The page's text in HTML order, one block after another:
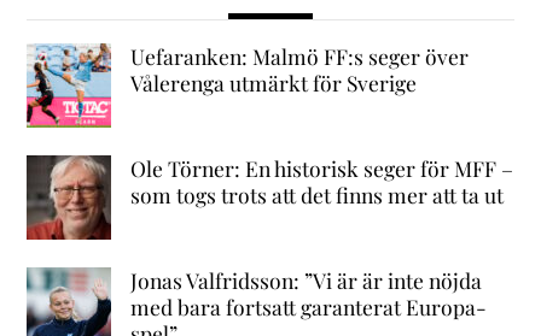
Uefaranken: Malmö FF:s seger över
Vålerenga utmärkt för Sverige
Ole Törner: En historisk seger för MFF –
som togs trots att det finns mer att ta ut
Jonas Valfridsson: ”Vi är är inte nöjda
med bara fortsatt garanterat Europa-